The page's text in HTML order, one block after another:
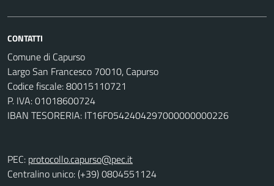
CONTATTI
Comune di Capurso
Largo San Francesco 70010, Capurso
Codice fiscale: 80015110721
P. IVA: 01018600724
IBAN TESORERIA: IT16F0542404297000000000226
PEC: protocollo.capurso@pec.it
Centralino unico: (+39) 0804551124